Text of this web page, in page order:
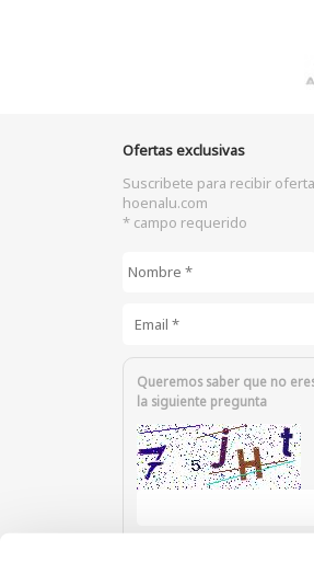
Ofertas exclusivas
Suscribete para recibir
hoenalu.com
* campo requerido
Queremos saber que no
la siguiente pregunta